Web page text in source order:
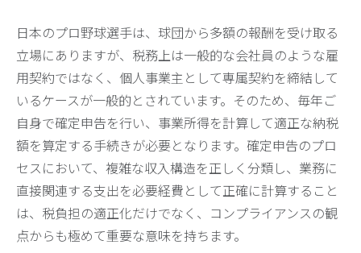
日本のプロ野球選手は、球団から多額の報酬を受け取る
立場にありますが、税務上は一般的な会社員のような雇
用契約ではなく、個人事業主として専属契約を締結して
いるケースが一般的とされています。そのため、毎年ご
自身で確定申告を行い、事業所得を計算して適正な納税
額を算定する手続きが必要となります。確定申告のプロ
セスにおいて、複雑な収入構造を正しく分類し、業務に
直接関連する支出を必要経費として正確に計算すること
は、税負担の適正化だけでなく、コンプライアンスの観
点からも極めて重要な意味を持ちます。